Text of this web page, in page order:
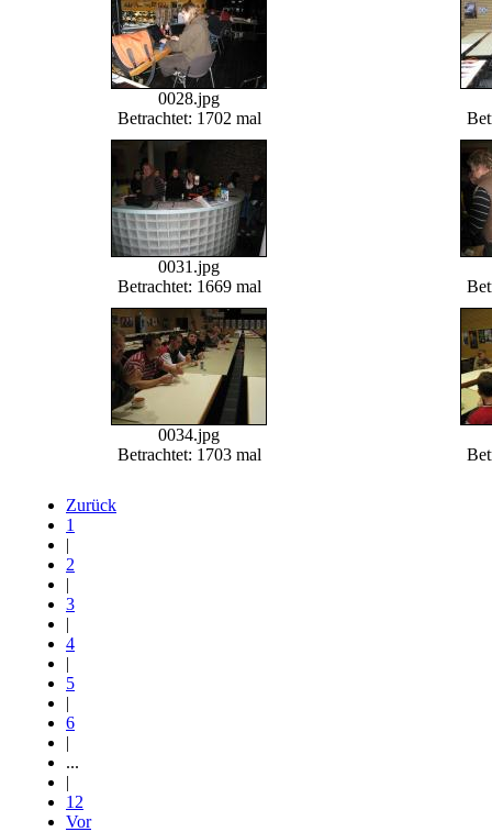
0028.jpg
Betrachtet: 1702 mal
0031.jpg
Betrachtet: 1669 mal
0034.jpg
Betrachtet: 1703 mal
Zurück
1
|
2
|
3
|
4
|
5
|
6
|
...
|
12
Vor